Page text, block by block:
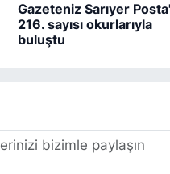
Gazeteniz Sarıyer
216. sayısı okurlarıyla
buluştu